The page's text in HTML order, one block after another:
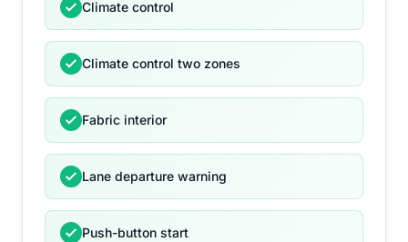
Climate control
Climate control two zones
Fabric interior
Lane departure warning
Push-button start